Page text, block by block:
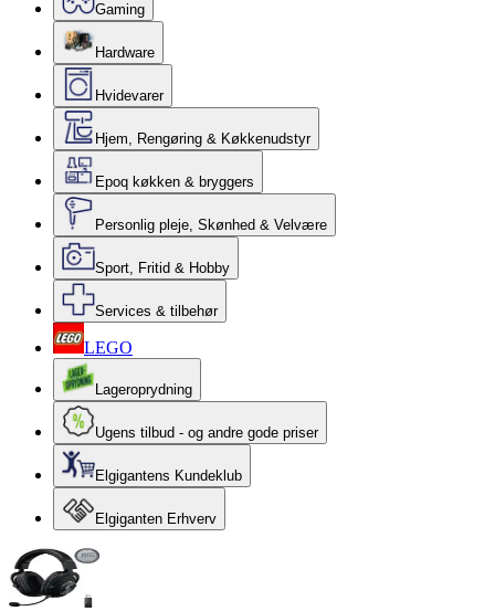
Gaming
Hardware
Hvidevarer
Hjem, Rengøring & Køkkenudstyr
Epoq køkken & bryggers
Personlig pleje, Skønhed & Velvære
Sport, Fritid & Hobby
Services & tilbehør
LEGO
Lageroprydning
Ugens tilbud - og andre gode priser
Elgigantens Kundeklub
Elgiganten Erhverv